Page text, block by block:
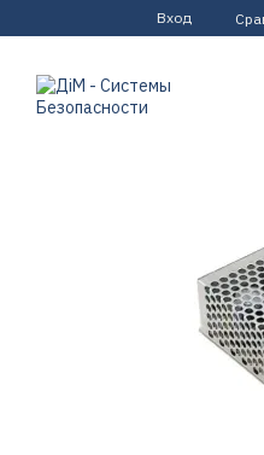
Перейти к основному
Вход